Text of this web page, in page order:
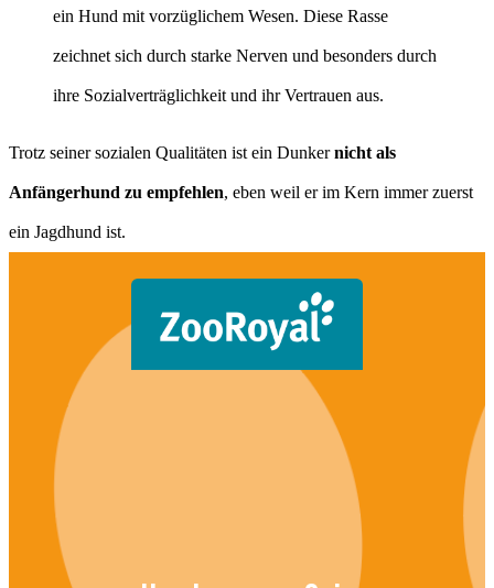
ein Hund mit vorzüglichem Wesen. Diese Rasse
zeichnet sich durch starke Nerven und besonders durch
ihre Sozialverträglichkeit und ihr Vertrauen aus.
Trotz seiner sozialen Qualitäten ist ein Dunkernicht als
Anfängerhund zu empfehlen, eben weil er im Kern immer zuerst
ein Jagdhund ist.